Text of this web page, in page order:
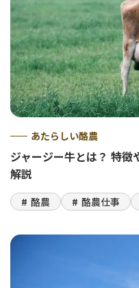
あたらしい酪農
ジャージー牛とは？ 特徴
解説
酪農 酪農仕事